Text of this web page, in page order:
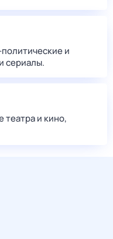
и
сериалы.
театра и кино,